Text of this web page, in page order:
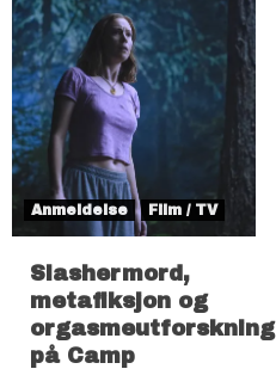
Anmeldelse Film / TV
Slashermord,
metafiksjon og
orgasmeutforskning
på Camp